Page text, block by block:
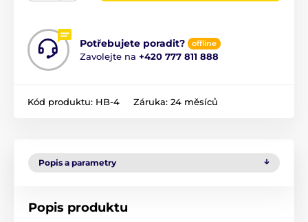
Potřebujete poradit? offline
Zavolejte na +420 777 811 888
Kód produktu: HB-4 Záruka: 24 měsíců
Popis a parametry
Popis produktu